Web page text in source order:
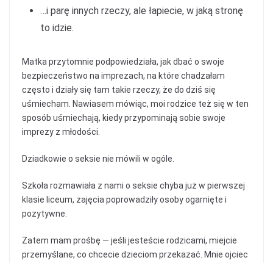
…i parę innych rzeczy, ale łapiecie, w jaką stronę
to idzie.
Matka przytomnie podpowiedziała, jak dbać o swoje
bezpieczeństwo na imprezach, na które chadzałam
często i działy się tam takie rzeczy, że do dziś się
uśmiecham. Nawiasem mówiąc, moi rodzice też się w ten
sposób uśmiechają, kiedy przypominają sobie swoje
imprezy z młodości.
Dziadkowie o seksie nie mówili w ogóle.
Szkoła rozmawiała z nami o seksie chyba już w pierwszej
klasie liceum, zajęcia poprowadziły osoby ogarnięte i
pozytywne.
Zatem mam prośbę — jeśli jesteście rodzicami, miejcie
przemyślane, co chcecie dzieciom przekazać. Mnie ojciec